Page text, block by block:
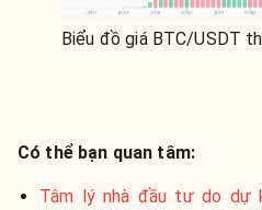
Biểu đồ giá BTC/USDT
Có thể bạn quan tâm:
Tâm lý nhà đầu tư do dự